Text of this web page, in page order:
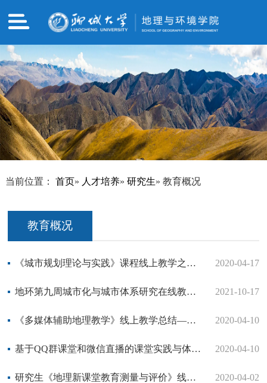
当前位置： 首页» 人才培养» 研究生» 教育概况
教育概况
《城市规划理论与实践》课程线上教学之经验总结——栾志理 2020-04-17
地环第九周城市化与城市体系研究在线教学总结与体会-李春平 2021-10-17
《多媒体辅助地理教学》线上教学总结——侯战方 2020-04-10
基于QQ群课堂和微信直播的课堂实践与体会——《3S技术应用》 2020-04-10
研究生《地理新课堂教育测量与评价》线上课堂探索-肖燕 2020-04-02